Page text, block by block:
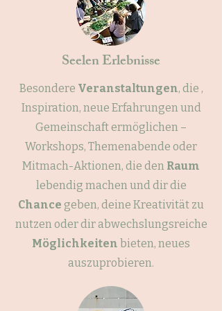
Seelen Erlebnisse
Besondere Veranstaltungen, die ,
Inspiration, neue Erfahrungen und
Gemeinschaft ermöglichen –
Workshops, Themenabende oder
Mitmach-Aktionen, die den Raum
lebendig machen und dir die
Chance geben, deine Kreativität zu
nutzen oder dir abwechslungsreiche
Möglichkeiten bieten, neues
auszuprobieren.